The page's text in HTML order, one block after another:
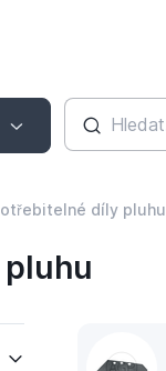
díly pluhu